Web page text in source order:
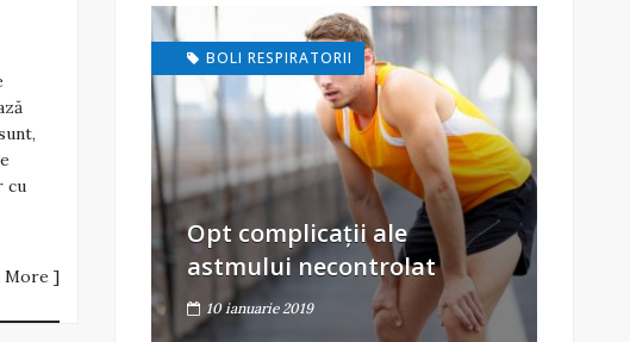
cu
More ]
BOLI RESPIRATORII
Opt complicații ale
astmului necontrolat
10 ianuarie 2019